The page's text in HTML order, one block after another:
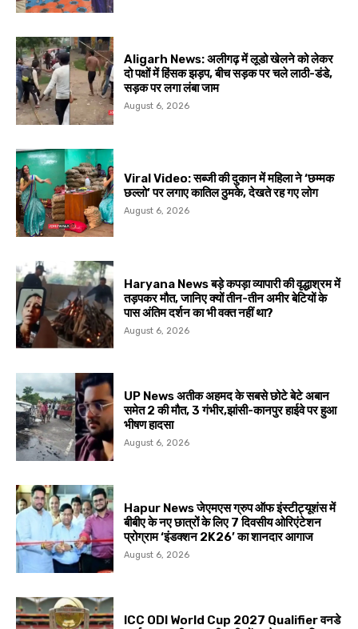
Aligarh News: अलीगढ़ में लूडो खेलने को लेकर
दो पक्षों में हिंसक झड़प, बीच सड़क पर चले लाठी-डंडे,
सड़क पर लगा लंबा जाम
August 6, 2026
Viral Video: सब्जी की दुकान में महिला ने ‘छम्मक
छल्लो’ पर लगाए कातिल ठुमके, देखते रह गए लोग
August 6, 2026
Haryana News बड़े कपड़ा व्यापारी की वृद्धाश्रम में
तड़पकर मौत, जानिए क्यों तीन-तीन अमीर बेटियों के
पास अंतिम दर्शन का भी वक्त नहीं था?
August 6, 2026
UP News अतीक अहमद के सबसे छोटे बेटे अबान
समेत 2 की मौत, 3 गंभीर,झांसी-कानपुर हाईवे पर हुआ
भीषण हादसा
August 6, 2026
Hapur News जेएमएस ग्रुप ऑफ इंस्टीट्यूशंस में
बीबीए के नए छात्रों के लिए 7 दिवसीय ओरिएंटेशन
प्रोग्राम ‘इंडक्शन 2K26’ का शानदार आगाज
August 6, 2026
ICC ODI World Cup 2027 Qualifier वनडे